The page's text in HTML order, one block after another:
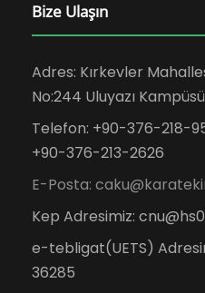
Bize Ulaşın
Adres: Kırkevler
No:244 Uluyazı
Telefon: +90-376-218-
+90-376-213-2626
E-Posta:
Kep Adresimiz:
e-tebligat(UETS)
36285